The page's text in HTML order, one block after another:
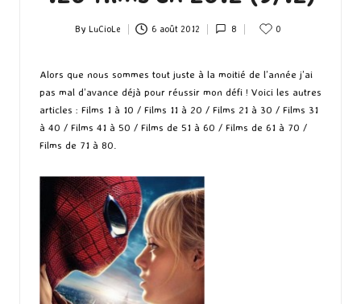
Posted
By LuCioLe 6 août 2012 8 0
Alors que nous sommes tout juste à la moitié de l’année j’ai
pas mal d’avance déjà pour réussir mon défi ! Voici les autres
articles : Films 1 à 10 / Films 11 à 20 / Films 21 à 30 / Films 31
à 40 / Films 41 à 50 / Films de 51 à 60 / Films de 61 à 70 /
Films de 71 à 80.